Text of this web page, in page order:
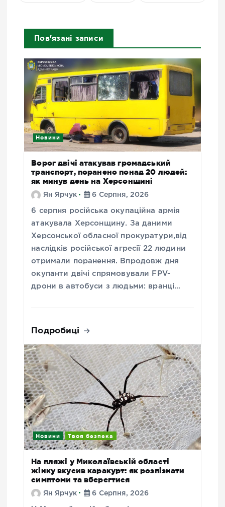
Пов'язані записи
Новини
Ворог двічі атакував громадський
транспорт, поранено понад 20 людей:
як минув день на Херсонщині
Ян Ярчук 6 Серпня, 2026
6 серпня російська окупаційна армія
атакувала Херсонщину. За даними
Херсонської обласної прокуратури,від
наслідків російської агресії 22 людини
отримали поранення. Впродовж дня
окупанти двічі спрямовували FPV-
дрони в автобуси з людьми: вранці…
Подробиці
Новини Твоя безпека
На пляжі у Миколаївській області
жінку вкусив каракурт: як розпізнати
симптоми та вберегтися
Ян Ярчук 6 Серпня, 2026